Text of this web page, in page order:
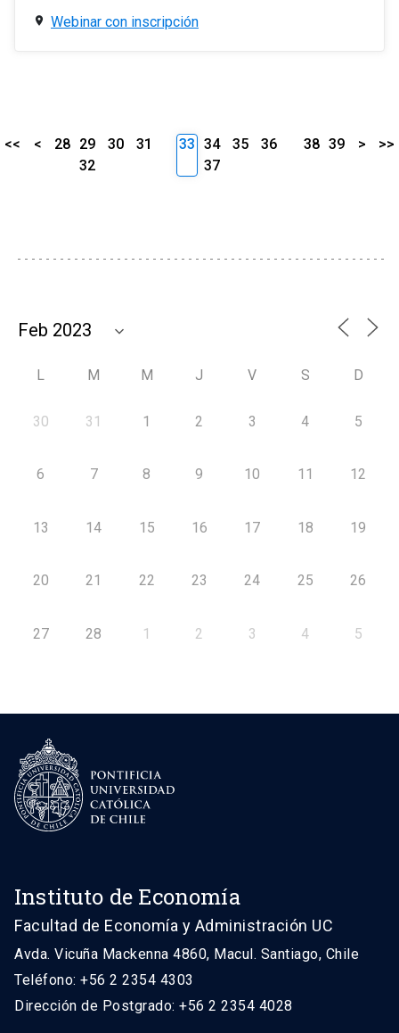
Webinar con inscripción
<< < 28 29 30
31
32
33 34 35
36
37
38 39 > >>
L M M J V S D
30 31 1 2 3 4 5
6 7 8 9 10 11 12
13 14 15 16 17 18 19
20 21 22 23 24 25 26
27 28 1 2 3 4 5
Instituto de Economía
Facultad de Economía y Administración UC
Avda. Vicuña Mackenna 4860, Macul. Santiago, Chile
Teléfono: +56 2 2354 4303
Dirección de Postgrado: +56 2 2354 4028